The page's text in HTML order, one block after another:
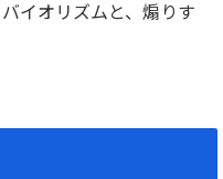
イオリズムと、煽りす